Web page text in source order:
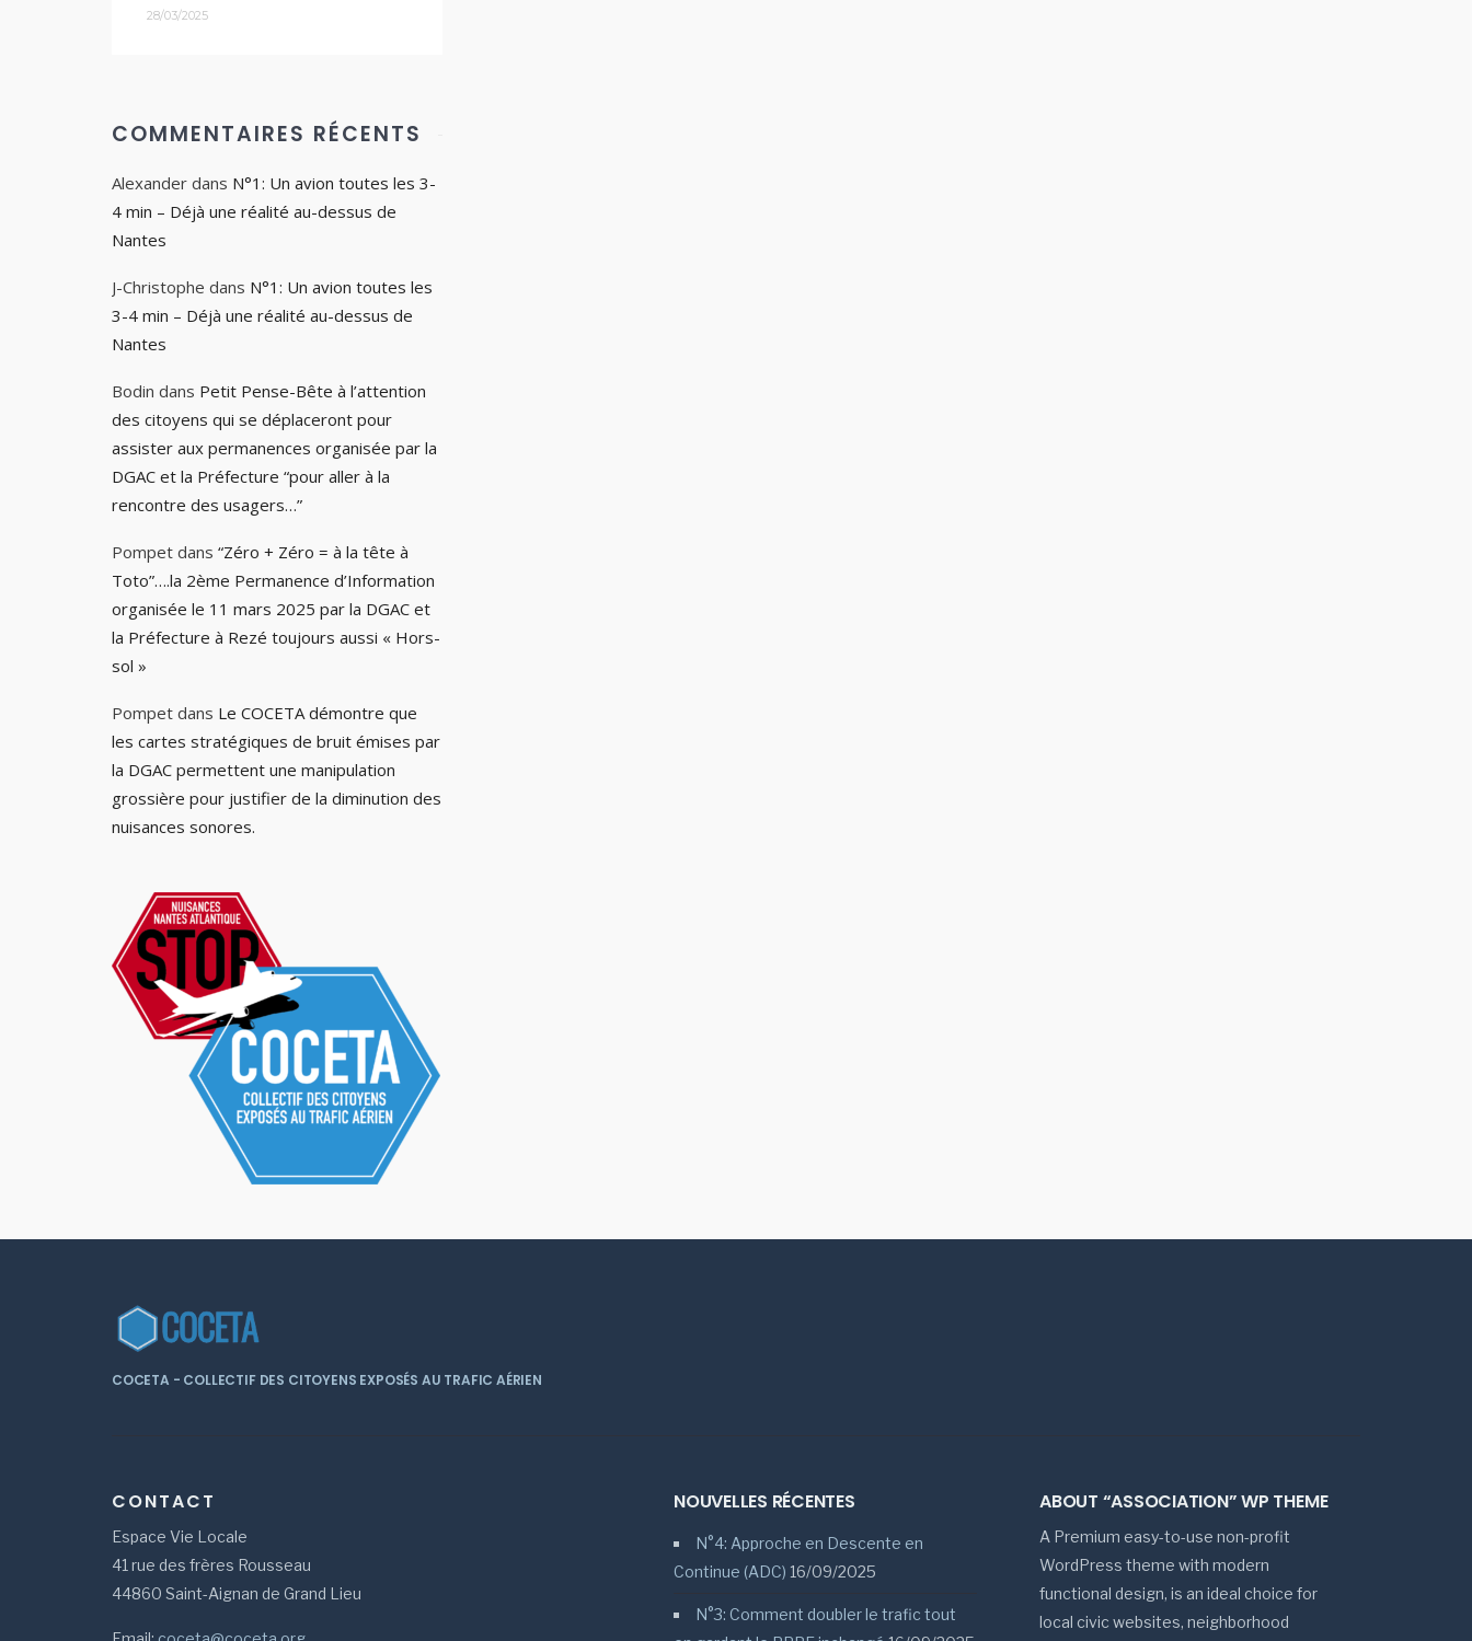
28/03/2025
COMMENTAIRES RÉCENTS
Alexander dans N°1: Un avion toutes les 3-
4 min – Déjà une réalité au-dessus de
Nantes
J-Christophe dans N°1: Un avion toutes les
3-4 min – Déjà une réalité au-dessus de
Nantes
Bodin dans Petit Pense-Bête à l’attention
des citoyens qui se déplaceront pour
assister aux permanences organisée par la
DGAC et la Préfecture “pour aller à la
rencontre des usagers…”
Pompet dans “Zéro + Zéro = à la tête à
Toto”….la 2ème Permanence d’Information
organisée le 11 mars 2025 par la DGAC et
la Préfecture à Rezé toujours aussi « Hors-
sol »
Pompet dans Le COCETA démontre que
les cartes stratégiques de bruit émises par
la DGAC permettent une manipulation
grossière pour justifier de la diminution des
nuisances sonores.
COCETA - COLLECTIF DES CITOYENS EXPOSÉS AU TRAFIC AÉRIEN
CONTACT
Espace Vie Locale
41 rue des frères Rousseau
44860 Saint-Aignan de Grand Lieu
NOUVELLES RÉCENTES
N°4: Approche en Descente en
Continue (ADC) 16/09/2025
N°3: Comment doubler le trafic tout
ABOUT “ASSOCIATION” WP THEME
A Premium easy-to-use non-profit
WordPress theme with modern
functional design, is an ideal choice for
local civic websites, neighborhood